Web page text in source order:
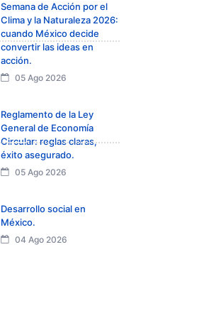
Semana de Acción por el
Clima y la Naturaleza 2026:
cuando México decide
convertir las ideas en
acción.
05 Ago 2026
Reglamento de la Ley
General de Economía
Circular: reglas claras,
éxito asegurado.
05 Ago 2026
Desarrollo social en
México.
04 Ago 2026